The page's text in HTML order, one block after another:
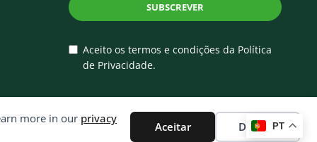
more in our privacy
Aceitar Decline
SUBSCREVER
Aceito os termos e condições da Política
de Privacidade.
PT